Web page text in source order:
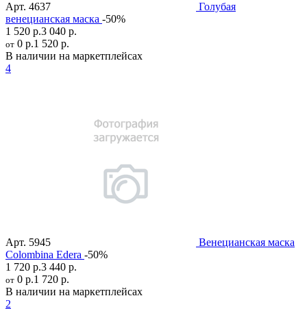
Арт. 4637
Голубая
венецианская маска -50%
1 520 р.3 040 р.
от 0 р.1 520 р.
В наличии на маркетплейсах
4
Арт. 5945
Венецианская маска
Colombina Edera -50%
1 720 р.3 440 р.
от 0 р.1 720 р.
В наличии на маркетплейсах
2